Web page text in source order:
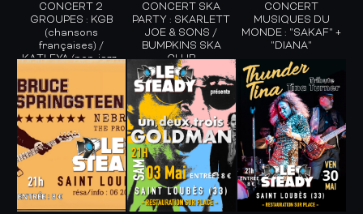
CONCERT 2
GROUPES : KGB
(chansons
françaises) /
KATLEYA (pop-jazz-
CONCERT SKA
PARTY : SKARLETT
JOE & SONS /
BUMPKINS SKA
CLUB
CONCERT
MUSIQUES DU
MONDE : "SAKAF" +
"DIANA"